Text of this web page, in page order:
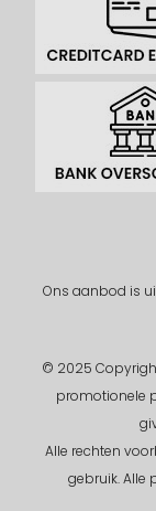
Ons aanbod is
© 2025
promotionele
Alle rechten
gebruik. Alle